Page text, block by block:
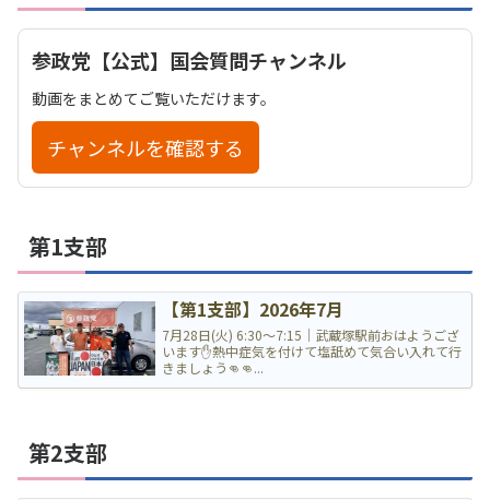
参政党【公式】国会質問チャンネル
動画をまとめてご覧いただけます。
チャンネルを確認する
第1支部
【第1支部】2026年7月
7月28日(火) 6:30〜7:15｜武蔵塚駅前おはようござ
います✋熱中症気を付けて塩舐めて気合い入れて行
きましょう👊👊...
第2支部